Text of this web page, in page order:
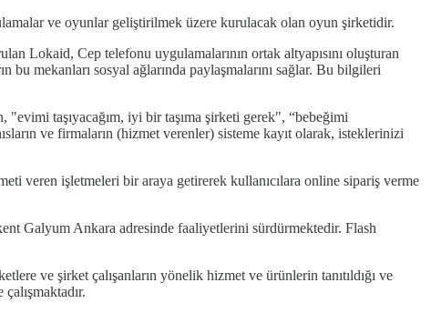
ve oyunlar geliştirilmek üzere kurulacak olan oyun şirketidir.
Lokaid, Cep telefonu uygulamalarının ortak altyapısını oluşturan
bu mekanları sosyal ağlarında paylaşmalarını sağlar. Bu bilgileri
taşıyacağım, iyi bir taşıma şirketi gerek", “bebeğimi
ve firmaların (hizmet verenler) sisteme kayıt olarak, isteklerinizi
veren işletmeleri bir araya getirerek kullanıcılara online sipariş verme
Galyum Ankara adresinde faaliyetlerini sürdürmektedir. Flash
ve şirket çalışanların yönelik hizmet ve ürünlerin tanıtıldığı ve